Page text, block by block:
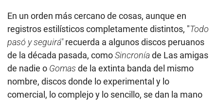
En un orden más cercano de cosas, aunque en
registros estilísticos completamente distintos, "Todo
pasó y seguirá"recuerda a algunos discos peruanos
de la década pasada, comoSincroníade Las amigas
de nadie o Gomas de la extinta banda del mismo
nombre, discos donde lo experimental y lo
comercial, lo complejo y lo sencillo, se dan la mano